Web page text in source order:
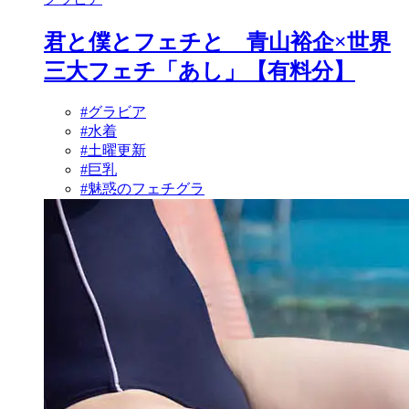
君と僕とフェチと 青山裕企×世界
三大フェチ「あし」【有料分】
#グラビア
#水着
#土曜更新
#巨乳
#魅惑のフェチグラ